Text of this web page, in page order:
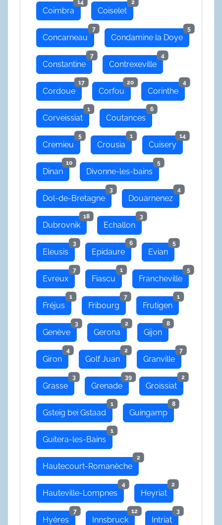
Coimbra
14
Coiselet
2
Concarneau
7
Condamine la Doye
5
Constantine
7
Contrexeville
4
Cordoue
17
Corfou
20
Corinthe
4
Corveissiat
1
Coutances
6
Cremieu
5
Crousia
1
Cuisery
14
Dinan
10
Divonne-les-bains
5
Dol-de-Bretagne
3
Douarnenez
4
Dubrovnik
18
Echallon
3
Eleusis
3
Epidaure
6
Evian
5
Evreux
7
Fiascu
1
Francheville
5
Fréjus
1
Fribourg
7
Frutigen
1
Genève
3
Gerona
2
Gijon
8
Giron
4
Golf Juan
2
Granville
7
Grasse
3
Grenade
39
Groissiat
2
Gsteig bei Gstaad
1
Guingamp
8
Guitera-les-Bains
1
Hautecourt-Romanèche
2
Hauteville-Lompnes
4
Heyriat
2
Hyères
7
Innsbruck
12
Intriat
3